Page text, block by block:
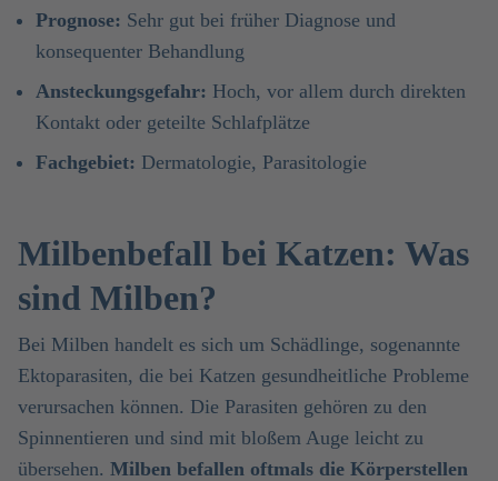
Prognose: Sehr gut bei früher Diagnose und
konsequenter Behandlung
Ansteckungsgefahr: Hoch, vor allem durch direkten
Kontakt oder geteilte Schlafplätze
Fachgebiet: Dermatologie, Parasitologie
Milbenbefall bei Katzen: Was
sind Milben?
Bei Milben handelt es sich um Schädlinge, sogenannte
Ektoparasiten, die bei Katzen gesundheitliche Probleme
verursachen können. Die Parasiten gehören zu den
Spinnentieren und sind mit bloßem Auge leicht zu
übersehen. Milben befallen oftmals die Körperstellen